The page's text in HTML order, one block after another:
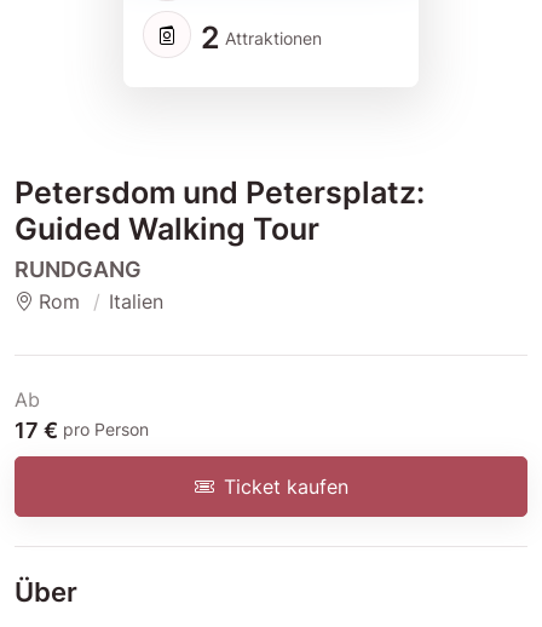
2 Attraktionen
Petersdom und Petersplatz:
Guided Walking Tour
RUNDGANG
Rom Italien
Ab
17 € pro Person
Ticket kaufen
Über